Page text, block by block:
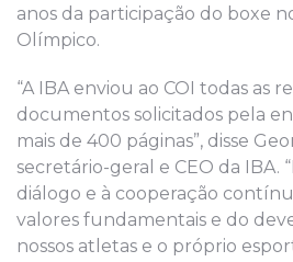
anos da participação do boxe
Olímpico.
“A IBA enviou ao COI todas as
documentos solicitados pela
mais de 400 páginas”, disse
secretário-geral e CEO da IBA.
diálogo e à cooperação
valores fundamentais e do
nossos atletas e o próprio